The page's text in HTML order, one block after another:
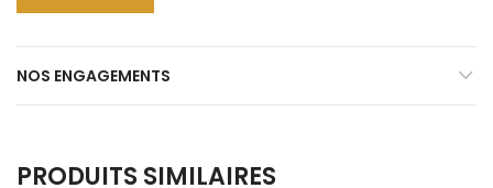
NOS ENGAGEMENTS
PRODUITS SIMILAIRES